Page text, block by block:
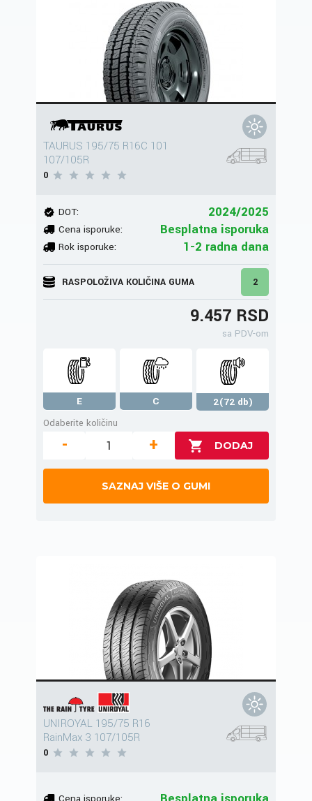
TAURUS 195/75 R16C 101
107/105R
0
DOT: 2024/2025
Cena isporuke: Besplatna isporuka
Rok isporuke: 1-2 radna dana
RASPOLOŽIVA KOLIČINA GUMA 2
9.457 RSD
sa PDV-om
E C
2(72 db)
Odaberite količinu
- +
SAZNAJ VIŠE O GUMI
UNIROYAL 195/75 R16
RainMax 3 107/105R
0